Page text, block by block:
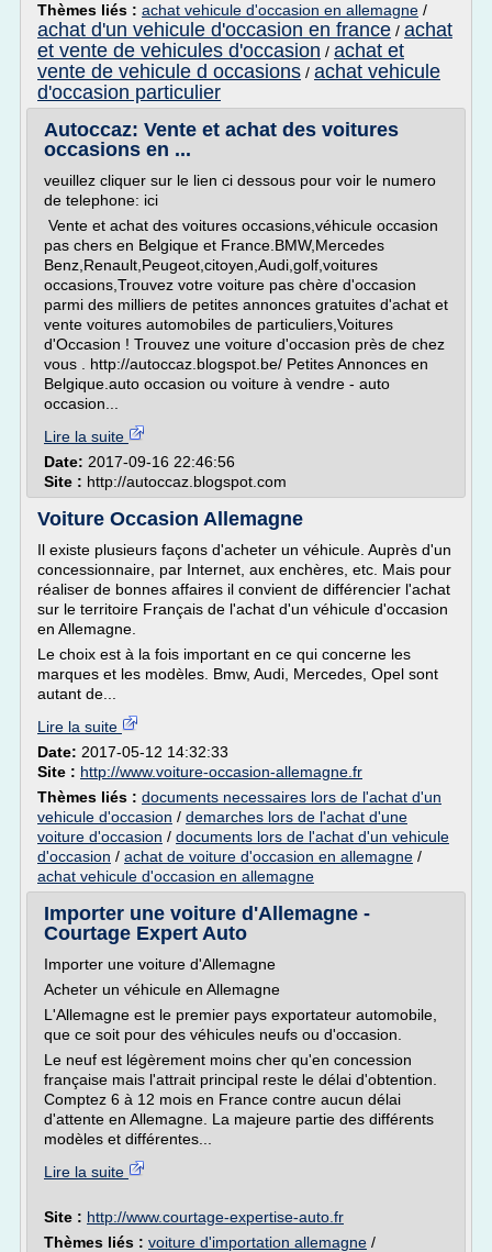
Thèmes liés : achat vehicule d'occasion en allemagne /
achat d'un vehicule d'occasion en france / achat
et vente de vehicules d'occasion / achat et
vente de vehicule d occasions / achat vehicule
d'occasion particulier
Autoccaz: Vente et achat des voitures
occasions en ...
veuillez cliquer sur le lien ci dessous pour voir le numero
de telephone: ici
Vente et achat des voitures occasions,véhicule occasion
pas chers en Belgique et France.BMW,Mercedes
Benz,Renault,Peugeot,citoyen,Audi,golf,voitures
occasions,Trouvez votre voiture pas chère d'occasion
parmi des milliers de petites annonces gratuites d'achat et
vente voitures automobiles de particuliers,Voitures
d'Occasion ! Trouvez une voiture d'occasion près de chez
vous . http://autoccaz.blogspot.be/ Petites Annonces en
Belgique.auto occasion ou voiture à vendre - auto
occasion...
Lire la suite
Date: 2017-09-16 22:46:56
Site : http://autoccaz.blogspot.com
Voiture Occasion Allemagne
Il existe plusieurs façons d'acheter un véhicule. Auprès d'un
concessionnaire, par Internet, aux enchères, etc. Mais pour
réaliser de bonnes affaires il convient de différencier l'achat
sur le territoire Français de l'achat d'un véhicule d'occasion
en Allemagne.
Le choix est à la fois important en ce qui concerne les
marques et les modèles. Bmw, Audi, Mercedes, Opel sont
autant de...
Lire la suite
Date: 2017-05-12 14:32:33
Site : http://www.voiture-occasion-allemagne.fr
Thèmes liés : documents necessaires lors de l'achat d'un
vehicule d'occasion / demarches lors de l'achat d'une
voiture d'occasion / documents lors de l'achat d'un vehicule
d'occasion / achat de voiture d'occasion en allemagne /
achat vehicule d'occasion en allemagne
Importer une voiture d'Allemagne -
Courtage Expert Auto
Importer une voiture d'Allemagne
Acheter un véhicule en Allemagne
L'Allemagne est le premier pays exportateur automobile,
que ce soit pour des véhicules neufs ou d'occasion.
Le neuf est légèrement moins cher qu'en concession
française mais l'attrait principal reste le délai d'obtention.
Comptez 6 à 12 mois en France contre aucun délai
d'attente en Allemagne. La majeure partie des différents
modèles et différentes...
Lire la suite
Site : http://www.courtage-expertise-auto.fr
Thèmes liés : voiture d'importation allemagne /